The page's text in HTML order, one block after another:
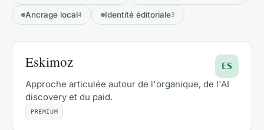
Ancrage local4 Identité éditoriale3
Eskimoz ES
Approche articulée autour de l'organique, de l'AI
discovery et du paid.
PREMIUM